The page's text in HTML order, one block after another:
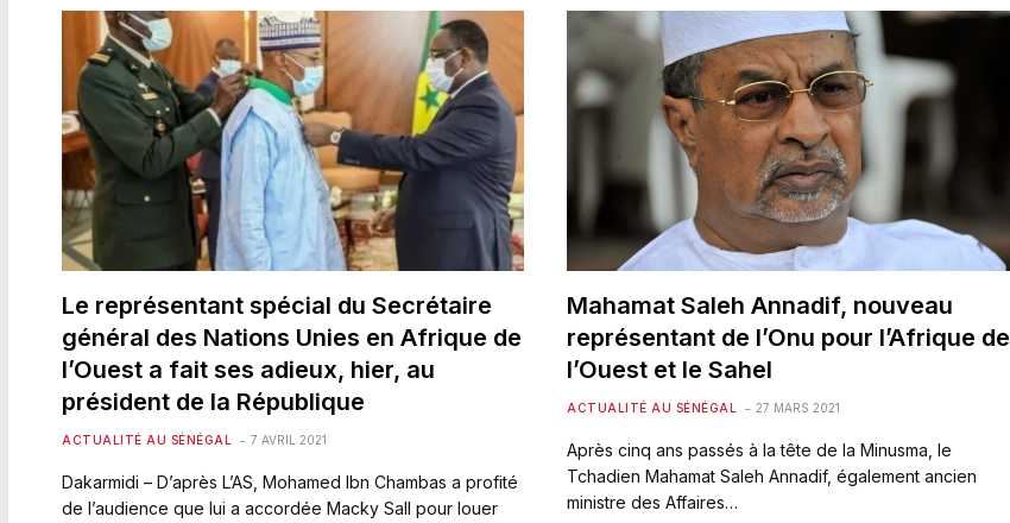
Le représentant spécial du Secrétaire
général des Nations Unies en Afrique de
l’Ouest a fait ses adieux, hier, au
président de la République
ACTUALITÉ AU SÉNÉGAL 7 AVRIL 2021
Dakarmidi – D’après L’AS, Mohamed Ibn Chambas a profité
de l’audience que lui a accordée Macky Sall pour louer
Mahamat Saleh Annadif, nouveau
représentant de l’Onu pour l’Afrique de
l’Ouest et le Sahel
ACTUALITÉ AU SÉNÉGAL 27 MARS 2021
Après cinq ans passés à la tête de la Minusma, le
Tchadien Mahamat Saleh Annadif, également ancien
ministre des Affaires…